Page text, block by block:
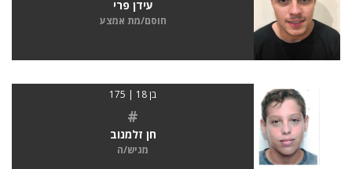
עידן פרי
חוסם/מת אמצע
בן 18 | 175
#
חן זלמנוב
מגיש/ה